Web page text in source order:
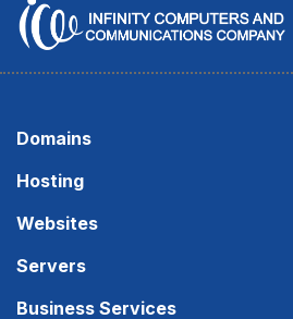
Domains
Hosting
Websites
Servers
Business Services